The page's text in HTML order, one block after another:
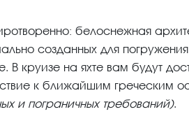
белоснежная
созданных для
В круизе на яхте вам будут
к ближайшим греческим
и пограничных требований).